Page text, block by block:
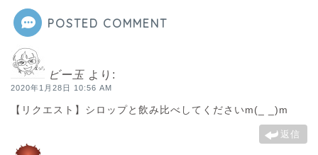
POSTED COMMENT
ビー玉 より:
2020年1月28日 10:56 AM
【リクエスト】シロップと飲み比べしてくださいm(_ _)m
返信